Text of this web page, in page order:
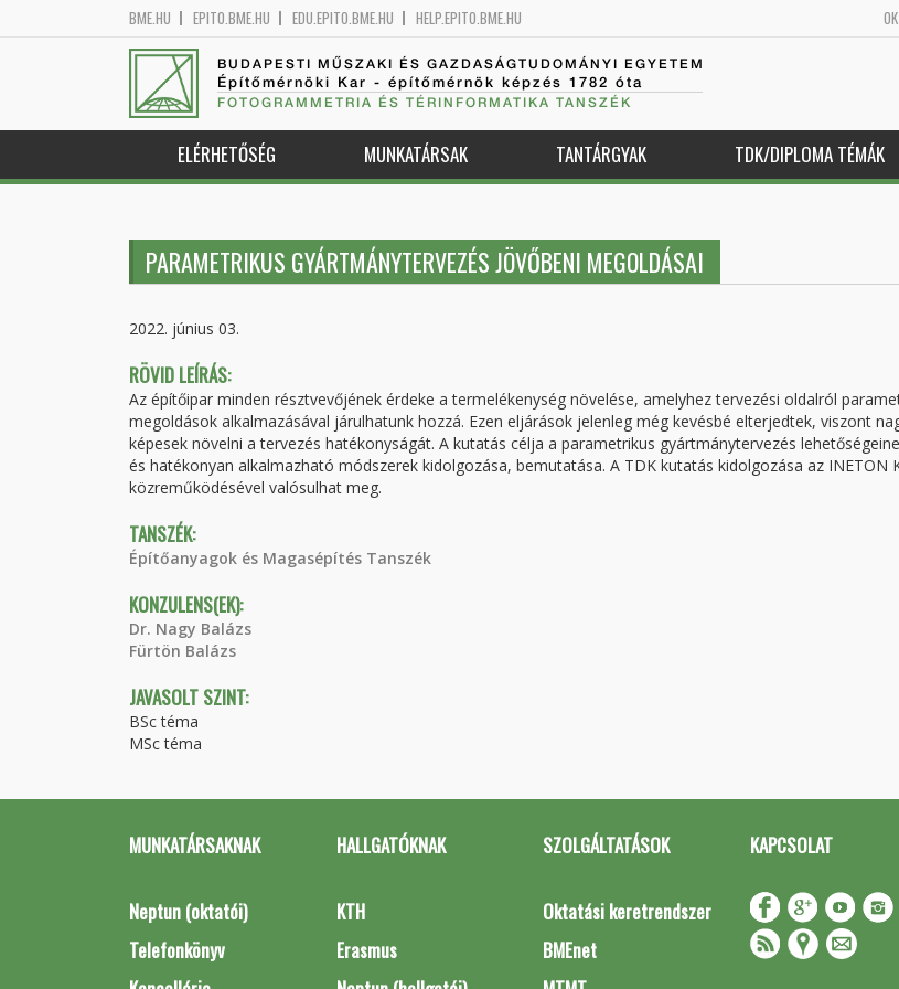
BME.HU EPITO.BME.HU EDU.EPITO.BME.HU HELP.EPITO.BME.HU
BUDAPESTI MŰSZAKI ÉS GAZDASÁGTUDOMÁNYI EGYETEM
Építőmérnöki Kar - építőmérnök képzés 1782 óta
FOTOGRAMMETRIA ÉS TÉRINFORMATIKA TANSZÉK
ELÉRHETŐSÉG MUNKATÁRSAK TANTÁRGYAK TDK/DIPLOMA TÉMÁK
PARAMETRIKUS GYÁRTMÁNYTERVEZÉS JÖVŐBENI MEGOLDÁSAI
2022. június 03.
RÖVID LEÍRÁS:
Az építőipar minden résztvevőjének érdeke a termelékenység növelése, amelyhez tervezési oldalról
megoldások alkalmazásával járulhatunk hozzá. Ezen eljárások jelenleg még kevésbé elterjedtek, viszont
képesek növelni a tervezés hatékonyságát. A kutatás célja a parametrikus gyártmánytervezés
és hatékonyan alkalmazható módszerek kidolgozása, bemutatása. A TDK kutatás kidolgozása az INETON
közreműködésével valósulhat meg.
TANSZÉK:
Építőanyagok és Magasépítés Tanszék
KONZULENS(EK):
Dr. Nagy Balázs
Fürtön Balázs
JAVASOLT SZINT:
BSc téma
MSc téma
MUNKATÁRSAKNAK
Neptun (oktatói)
Telefonkönyv
HALLGATÓKNAK
KTH
Erasmus
SZOLGÁLTATÁSOK
Oktatási keretrendszer
BMEnet
KAPCSOLAT